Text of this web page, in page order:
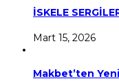
İSKELE
Mart 15, 2026
Makbet’ten